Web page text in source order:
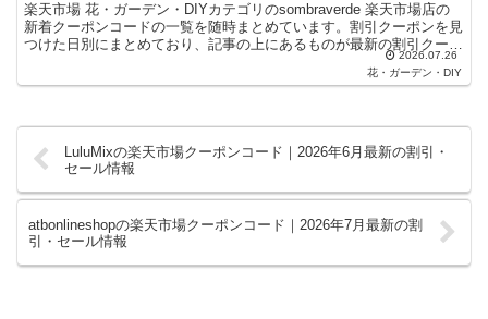
楽天市場 花・ガーデン・DIYカテゴリのsombraverde 楽天市場店の
新着クーポンコードの一覧を随時まとめています。割引クーポンを見
つけた日別にまとめており、記事の上にあるものが最新の割引クーポ
2026.07.26
花・ガーデン・DIY
LuluMixの楽天市場クーポンコード｜2026年6月最新の割引・
セール情報
atbonlineshopの楽天市場クーポンコード｜2026年7月最新の割
引・セール情報